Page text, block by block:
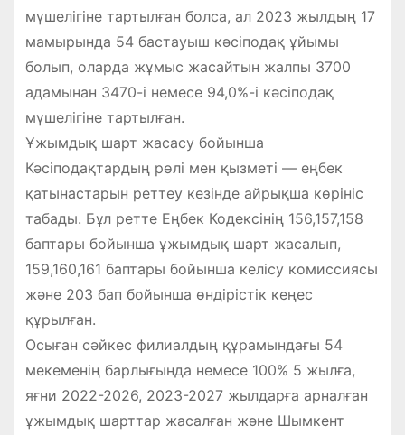
мүшелігіне тартылған болса, ал 2023 жылдың 17
мамырында 54 бастауыш кәсіподақ ұйымы
болып, оларда жұмыс жасайтын жалпы 3700
адамынан 3470-і немесе 94,0%-і кәсіподақ
мүшелігіне тартылған.
Ұжымдық шарт жасасу бойынша
Кәсіподақтардың рөлі мен қызметі — еңбек
қатынастарын реттеу кезінде айрықша көрініс
табады. Бұл ретте Еңбек Кодексінің 156,157,158
баптары бойынша ұжымдық шарт жасалып,
159,160,161 баптары бойынша келісу комиссиясы
және 203 бап бойынша өндірістік кеңес
құрылған.
Осыған сәйкес филиалдың құрамындағы 54
мекеменің барлығында немесе 100% 5 жылға,
яғни 2022-2026, 2023-2027 жылдарға арналған
ұжымдық шарттар жасалған және Шымкент